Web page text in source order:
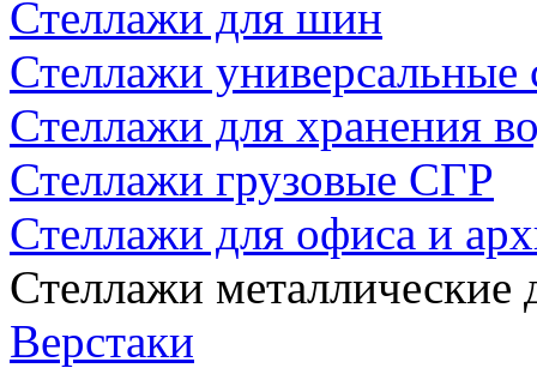
Стеллажи для шин
Стеллажи универсальные
Стеллажи для хранения
Стеллажи грузовые СГР
Стеллажи для офиса и
Стеллажи металлические
Верстаки